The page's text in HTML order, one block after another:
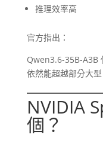
推理效率高
官方指出：
Qwen3.6-35B-A3B
依然能超越部分大
NVIDIA
個？